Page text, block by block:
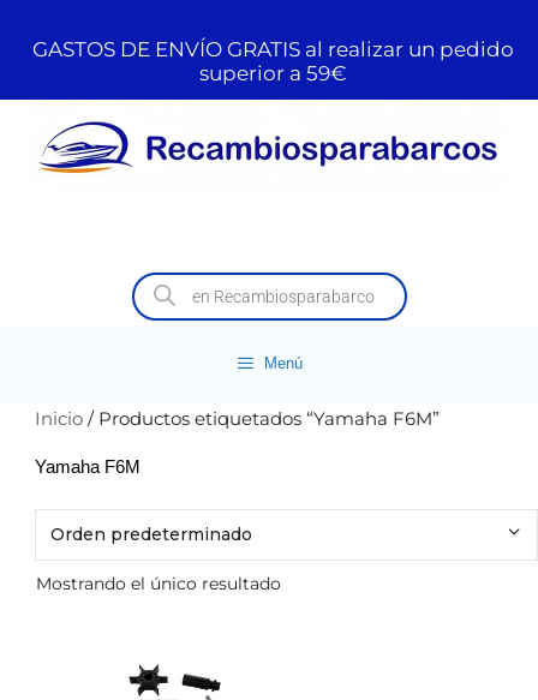
GASTOS DE ENVÍO GRATIS al realizar un pedido
superior a 59€
Menú
Inicio / Productos etiquetados “Yamaha F6M”
Yamaha F6M
Mostrando el único resultado